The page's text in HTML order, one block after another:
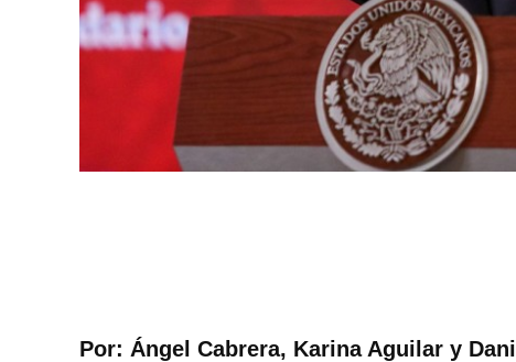
Por: Ángel Cabrera, Karina Aguilar y